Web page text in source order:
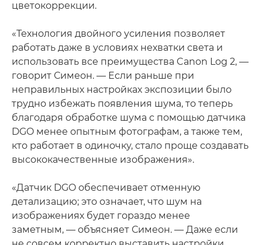
цветокоррекции.
«Технология двойного усиления позволяет
работать даже в условиях нехватки света и
использовать все преимущества Canon Log 2, —
говорит Симеон. — Если раньше при
неправильных настройках экспозиции было
трудно избежать появления шума, то теперь
благодаря обработке шума с помощью датчика
DGO менее опытным фотографам, а также тем,
кто работает в одиночку, стало проще создавать
высококачественные изображения».
«Датчик DGO обеспечивает отменную
детализацию; это означает, что шум на
изображениях будет гораздо менее
заметным, — объясняет Симеон. — Даже если